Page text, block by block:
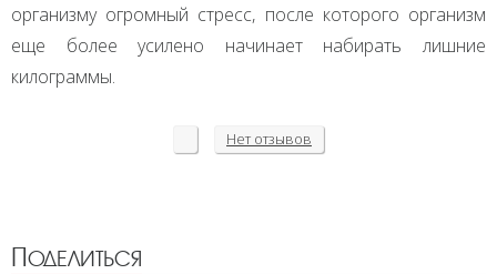
организму огромный стресс, после которого организм
еще более усилено начинает набирать лишние
килограммы.
Нет отзывов
Поделиться